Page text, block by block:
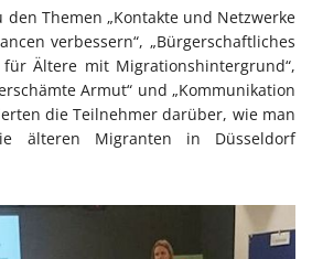
den Themen „Kontakte und Netzwerke
verbessern“, „Bürgerschaftliches
Ältere mit Migrationshintergrund“,
Armut“ und „Kommunikation
die Teilnehmer darüber, wie man
älteren Migranten in Düsseldorf